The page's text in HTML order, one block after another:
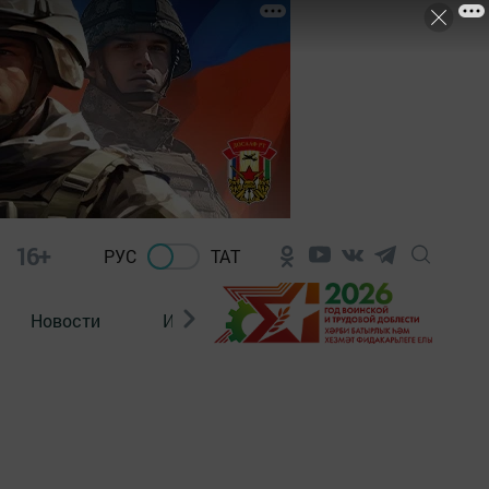
16+ РУС ТАТ
Новости Из зала суда